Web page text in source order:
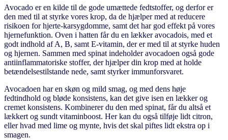
Avocado er en kilde til de gode umættede fedtstoffer, og derfor er
den med til at styrke vores krop, da de hjælper med at reducere
risikoen for hjerte-karsygdomme, samt det har god effekt på vores
hjernefunktion. Oven i hatten får du en lækker avocadois, med et
godt indhold af A, B, samt E-vitamin, der er med til at styrke huden
og hjernen. Sammen med spinat indeholder avocadoen også gode
antiinflammatoriske stoffer, der hjælper din krop med at holde
betændelsestilstande nede, samt styrker immunforsvaret.
Avocadoen har en skøn og mild smag, og med dens høje
fedtindhold og bløde konsistens, kan det give isen en lækker og
cremet konsistens. Kombinerer du den med spinat, får du altså et
lækkert og sundt vitaminboost. Her kan du også tilføje lidt citron,
eller hvad med lime og mynte, hvis det skal piftes lidt ekstra op i
smagen.